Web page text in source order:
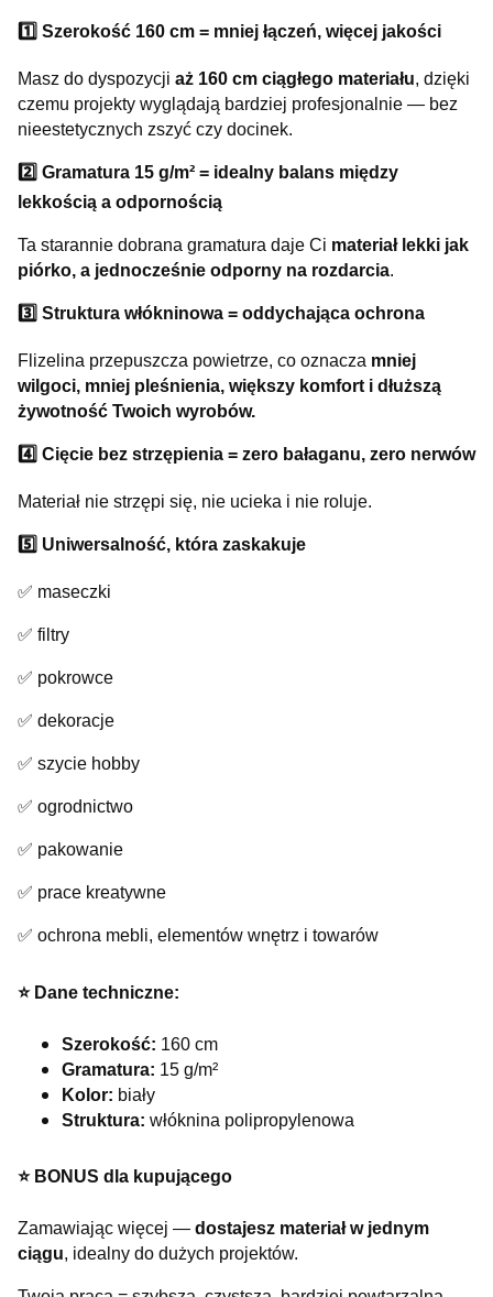
1️⃣ Szerokość 160 cm = mniej łączeń, więcej jakości
Masz do dyspozycji aż 160 cm ciągłego materiału, dzięki
czemu projekty wyglądają bardziej profesjonalnie — bez
nieestetycznych zszyć czy docinek.
2️⃣ Gramatura 15 g/m² = idealny balans między
lekkością a odpornością
Ta starannie dobrana gramatura daje Ci materiał lekki jak
piórko, a jednocześnie odporny na rozdarcia.
3️⃣ Struktura włókninowa = oddychająca ochrona
Flizelina przepuszcza powietrze, co oznacza mniej
wilgoci, mniej pleśnienia, większy komfort i dłuższą
żywotność Twoich wyrobów.
4️⃣ Cięcie bez strzępienia = zero bałaganu, zero nerwów
Materiał nie strzępi się, nie ucieka i nie roluje.
5️⃣ Uniwersalność, która zaskakuje
✅ maseczki
✅ filtry
✅ pokrowce
✅ dekoracje
✅ szycie hobby
✅ ogrodnictwo
✅ pakowanie
✅ prace kreatywne
✅ ochrona mebli, elementów wnętrz i towarów
⭐️ Dane techniczne:
Szerokość: 160 cm
Gramatura: 15 g/m²
Kolor: biały
Struktura: włóknina polipropylenowa
⭐️ BONUS dla kupującego
Zamawiając więcej — dostajesz materiał w jednym
ciągu, idealny do dużych projektów.